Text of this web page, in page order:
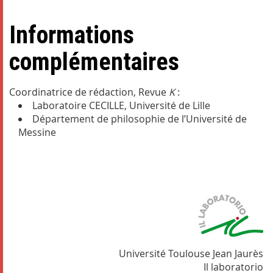
Informations
complémentaires
Coordinatrice de rédaction, Revue K:
Laboratoire CECILLE, Université de Lille
Département de philosophie de l’Université de
Messine
Université Toulouse Jean Jaurès
Il laboratorio